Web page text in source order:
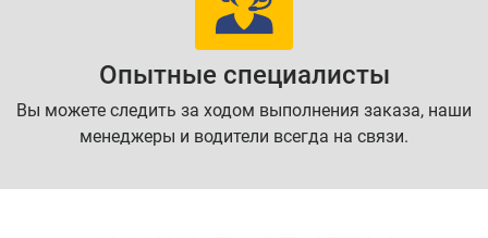
Опытные специалисты
Вы можете следить за ходом выполнения заказа, наши
менеджеры и водители всегда на связи.